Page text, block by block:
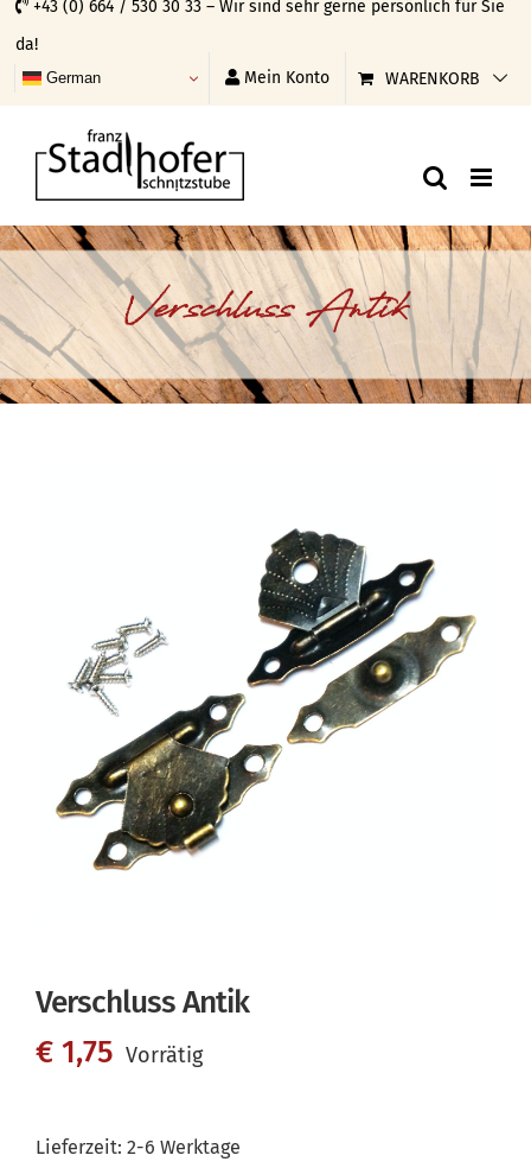
Skip
to
content
+43 (0) 664 / 530 30 33 – Wir sind sehr gerne persönlich für Sie
da!
German Mein Konto WARENKORB
Verschluss Antik
Verschluss Antik
€ 1,75 Vorrätig
Lieferzeit: 2-6 Werktage